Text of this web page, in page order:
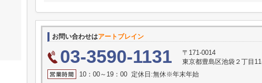
お問い合わせはアートブレイン
03-3590-1131
〒171-0014
東京都豊島区池袋２丁目
10：00～19：00 定休日:無休※年末年始